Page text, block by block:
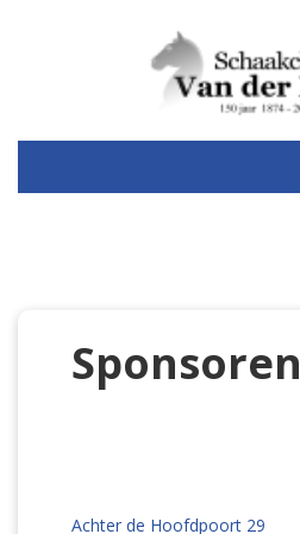
Sponsoren
Achter de Hoofdpoort 29